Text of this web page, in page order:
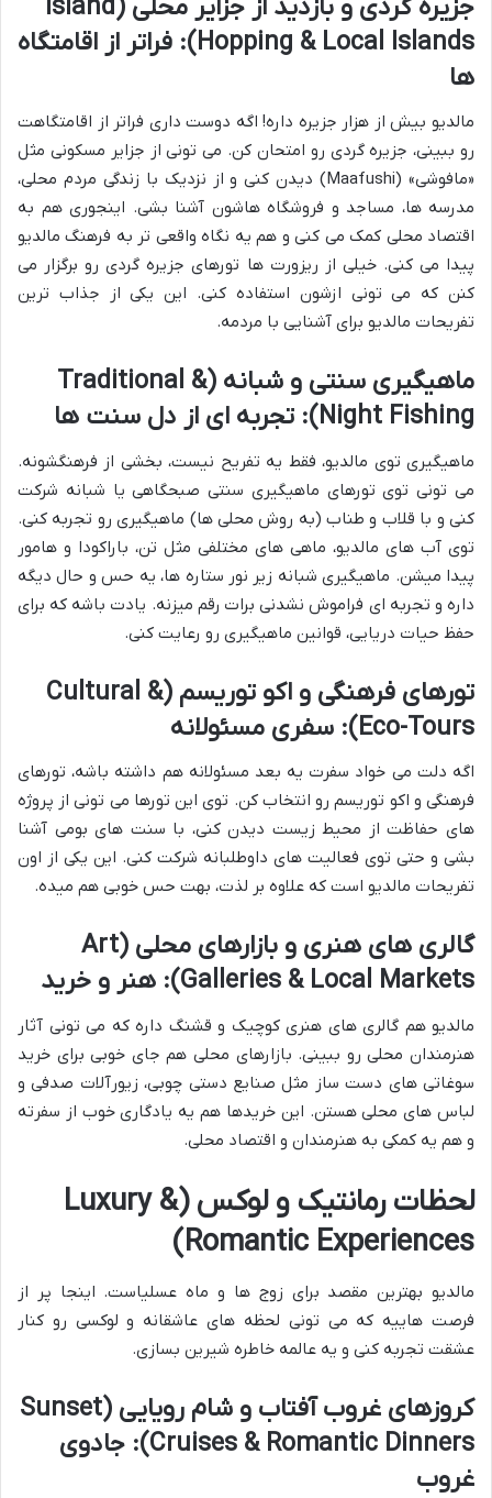
جزیره گردی و بازدید از جزایر محلی (Island
Hopping & Local Islands): فراتر از اقامتگاه
ها
مالدیو بیش از هزار جزیره داره! اگه دوست داری فراتر از اقامتگاهت
رو ببینی، جزیره گردی رو امتحان کن. می تونی از جزایر مسکونی مثل
«مافوشی» (Maafushi) دیدن کنی و از نزدیک با زندگی مردم محلی،
مدرسه ها، مساجد و فروشگاه هاشون آشنا بشی. اینجوری هم به
اقتصاد محلی کمک می کنی و هم یه نگاه واقعی تر به فرهنگ مالدیو
پیدا می کنی. خیلی از ریزورت ها تورهای جزیره گردی رو برگزار می
کنن که می تونی ازشون استفاده کنی. این یکی از جذاب ترین
تفریحات مالدیو برای آشنایی با مردمه.
ماهیگیری سنتی و شبانه (Traditional &
Night Fishing): تجربه ای از دل سنت ها
ماهیگیری توی مالدیو، فقط یه تفریح نیست، بخشی از فرهنگشونه.
می تونی توی تورهای ماهیگیری سنتی صبحگاهی یا شبانه شرکت
کنی و با قلاب و طناب (به روش محلی ها) ماهیگیری رو تجربه کنی.
توی آب های مالدیو، ماهی های مختلفی مثل تن، باراکودا و هامور
پیدا میشن. ماهیگیری شبانه زیر نور ستاره ها، یه حس و حال دیگه
داره و تجربه ای فراموش نشدنی برات رقم میزنه. یادت باشه که برای
حفظ حیات دریایی، قوانین ماهیگیری رو رعایت کنی.
تورهای فرهنگی و اکو توریسم (Cultural &
Eco-Tours): سفری مسئولانه
اگه دلت می خواد سفرت یه بعد مسئولانه هم داشته باشه، تورهای
فرهنگی و اکو توریسم رو انتخاب کن. توی این تورها می تونی از پروژه
های حفاظت از محیط زیست دیدن کنی، با سنت های بومی آشنا
بشی و حتی توی فعالیت های داوطلبانه شرکت کنی. این یکی از اون
تفریحات مالدیو است که علاوه بر لذت، بهت حس خوبی هم میده.
گالری های هنری و بازارهای محلی (Art
Galleries & Local Markets): هنر و خرید
مالدیو هم گالری های هنری کوچیک و قشنگ داره که می تونی آثار
هنرمندان محلی رو ببینی. بازارهای محلی هم جای خوبی برای خرید
سوغاتی های دست ساز مثل صنایع دستی چوبی، زیورآلات صدفی و
لباس های محلی هستن. این خریدها هم یه یادگاری خوب از سفرته
و هم یه کمکی به هنرمندان و اقتصاد محلی.
لحظات رمانتیک و لوکس (Luxury &
Romantic Experiences)
مالدیو بهترین مقصد برای زوج ها و ماه عسلیاست. اینجا پر از
فرصت هاییه که می تونی لحظه های عاشقانه و لوکسی رو کنار
عشقت تجربه کنی و یه عالمه خاطره شیرین بسازی.
کروزهای غروب آفتاب و شام رویایی (Sunset
Cruises & Romantic Dinners): جادوی
غروب